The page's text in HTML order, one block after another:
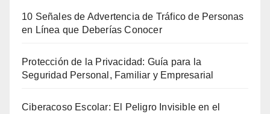
10 Señales de Advertencia de Tráfico de Personas
en Línea que Deberías Conocer
Protección de la Privacidad: Guía para la
Seguridad Personal, Familiar y Empresarial
Ciberacoso Escolar: El Peligro Invisible en el